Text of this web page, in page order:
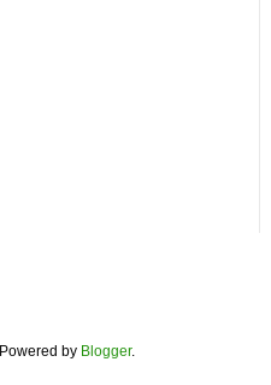
Powered by Blogger.